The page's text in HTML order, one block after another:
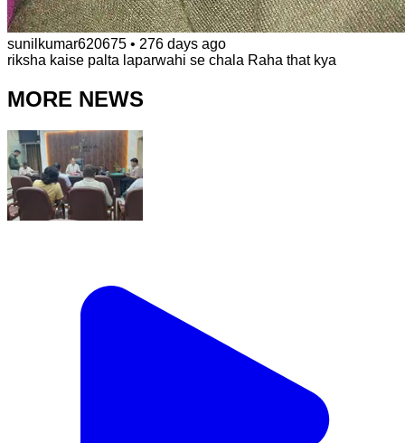
sunilkumar620675 • 276 days ago
riksha kaise palta laparwahi se chala Raha that kya
MORE NEWS